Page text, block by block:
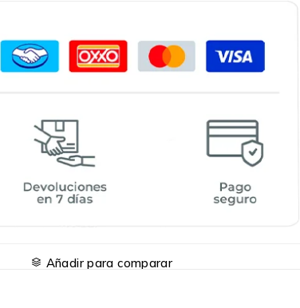
Añadir para comparar